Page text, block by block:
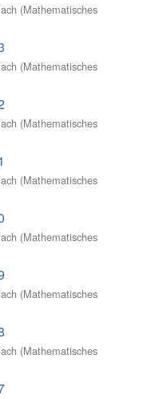
(Mathematisches
(Mathematisches
(Mathematisches
(Mathematisches
(Mathematisches
(Mathematisches
(Mathematisches